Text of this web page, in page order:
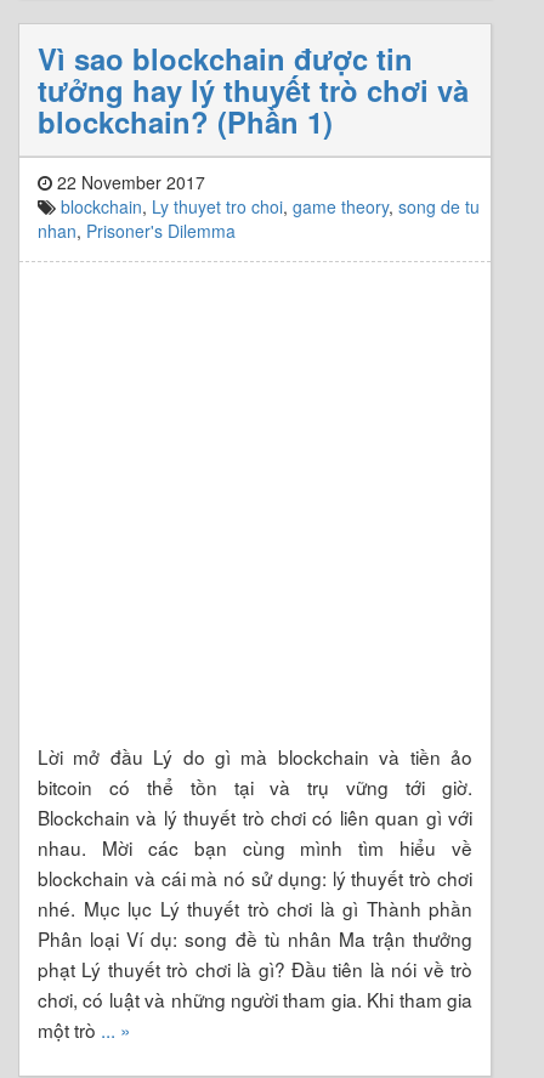
Vì sao blockchain được tin
tưởng hay lý thuyết trò chơi và
blockchain? (Phần 1)
22 November 2017
blockchain, Ly thuyet tro choi, game theory, song de tu
nhan, Prisoner's Dilemma
Lời mở đầu Lý do gì mà blockchain và tiền ảo
bitcoin có thể tồn tại và trụ vững tới giờ.
Blockchain và lý thuyết trò chơi có liên quan gì với
nhau. Mời các bạn cùng mình tìm hiểu về
blockchain và cái mà nó sử dụng: lý thuyết trò chơi
nhé. Mục lục Lý thuyết trò chơi là gì Thành phần
Phân loại Ví dụ: song đề tù nhân Ma trận thưởng
phạt Lý thuyết trò chơi là gì? Đầu tiên là nói về trò
chơi, có luật và những người tham gia. Khi tham gia
một trò ... »